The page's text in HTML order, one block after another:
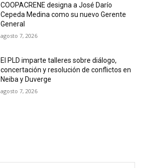
COOPACRENE designa a José Darío
Cepeda Medina como su nuevo Gerente
General
agosto 7, 2026
El PLD imparte talleres sobre diálogo,
concertación y resolución de conflictos en
Neiba y Duverge
agosto 7, 2026